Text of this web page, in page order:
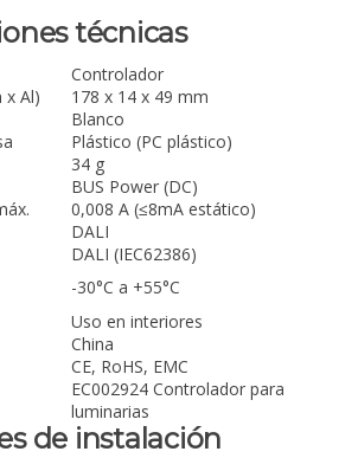
técnicas
Controlador
x Al)
178 x 14 x 49 mm
Blanco
Plástico (PC plástico)
34 g
BUS Power (DC)
0,008 A (≤8mA estático)
DALI
DALI (IEC62386)
-30°C a +55°C
Uso en interiores
China
CE, RoHS, EMC
EC002924 Controlador para
luminarias
de instalación